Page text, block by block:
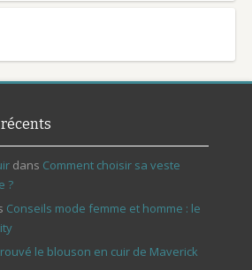
dans Comment choisir sa veste
?
Conseils mode femme et homme : le
le blouson en cuir de Maverick